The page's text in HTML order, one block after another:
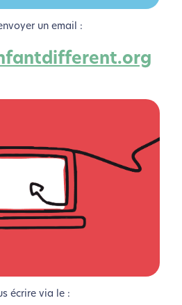
un email :
écrire via le :